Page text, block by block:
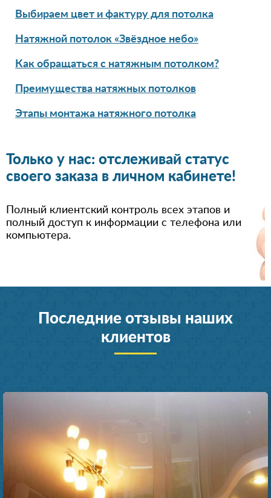
Выбираем цвет и фактуру для потолка
Натяжной потолок «Звёздное небо»
Как обращаться с натяжным потолком?
Преимущества натяжных потолков
Этапы монтажа натяжного потолка
Только у нас: отслеживай статус
своего заказа в личном кабинете!
Полный клиентский контроль всех этапов и
полный доступ к информации с телефона или
компьютера.
Последние отзывы наших
клиентов